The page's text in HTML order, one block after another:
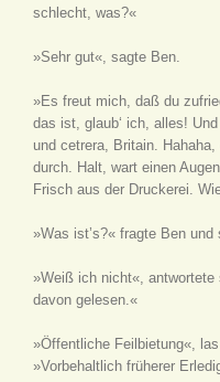
schlecht, was?«
»Sehr gut«, sagte Ben.
»Es freut mich, daß du
das ist, glaub‘ ich, alles!
und cetrera, Britain.
durch. Halt, wart einen
Frisch aus der Druckerei.
»Was ist’s?« fragte Ben und
»Weiß ich nicht«,
davon gelesen.«
»Öffentliche Feilbietung«,
»Vorbehaltlich früherer